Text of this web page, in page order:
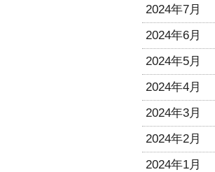
2024年7月
2024年6月
2024年5月
2024年4月
2024年3月
2024年2月
2024年1月